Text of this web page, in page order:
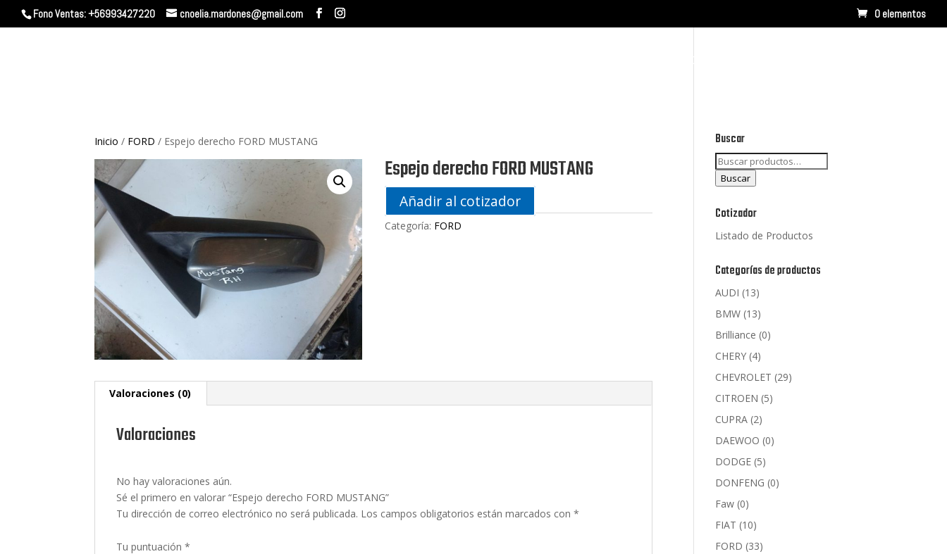
Fono Ventas: +56993427220 cnoelia.mardones@gmail.com 0 elementos
CONTACTO
Inicio / FORD / Espejo derecho FORD MUSTANG
Espejo derecho FORD MUSTANG
Añadir al cotizador
Categoría: FORD
Valoraciones (0)
Valoraciones
No hay valoraciones aún.
Sé el primero en valorar “Espejo derecho FORD MUSTANG”
Tu dirección de correo electrónico no será publicada. Los campos obligatorios están marcados con*
Tu puntuación*
Buscar
Buscar
por:
Buscar
Cotizador
Listado de Productos
Categorías de productos
AUDI (13)
BMW (13)
Brilliance (0)
CHERY (4)
CHEVROLET (29)
CITROEN (5)
CUPRA (2)
DAEWOO (0)
DODGE (5)
DONFENG (0)
Faw (0)
FIAT (10)
FORD (33)